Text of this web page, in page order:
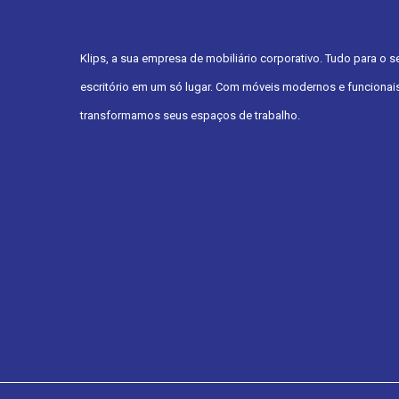
Klips, a sua empresa de mobiliário corporativo. Tudo para o
escritório em um só lugar. Com móveis modernos e
transformamos seus espaços de trabalho.